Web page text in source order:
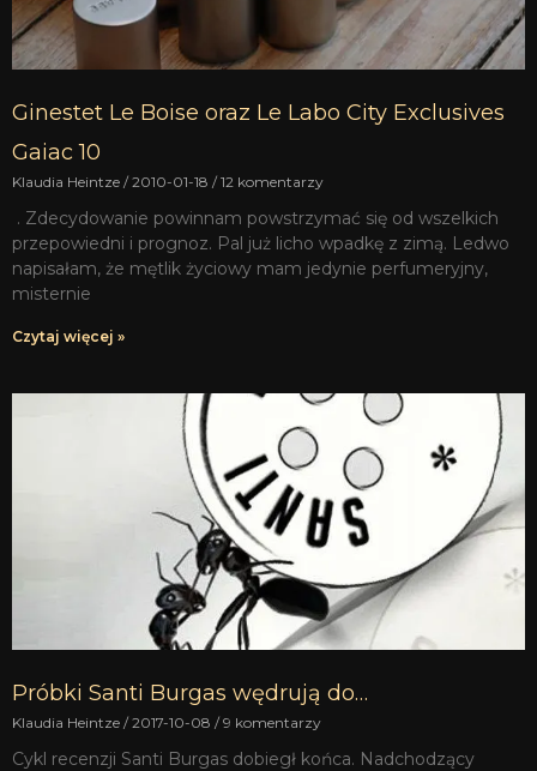
Ginestet Le Boise oraz Le Labo City Exclusives
Gaiac 10
Klaudia Heintze 2010-01-18 12 komentarzy
. Zdecydowanie powinnam powstrzymać się od wszelkich
przepowiedni i prognoz. Pal już licho wpadkę z zimą. Ledwo
napisałam, że mętlik życiowy mam jedynie perfumeryjny,
misternie
Czytaj więcej »
Próbki Santi Burgas wędrują do…
Klaudia Heintze 2017-10-08 9 komentarzy
Cykl recenzji Santi Burgas dobiegł końca. Nadchodzący